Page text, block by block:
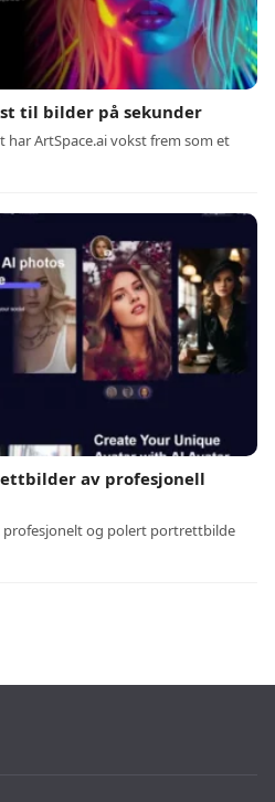
til bilder på sekunder
ArtSpace.ai vokst frem som et
av profesjonell
profesjonelt og polert portrettbilde